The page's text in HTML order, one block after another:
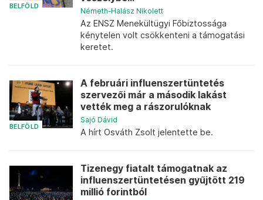
BELFÖLD
Németh-Halász Nikolett
Az ENSZ Menekültügyi Főbiztossága
kénytelen volt csökkenteni a támogatási
keretet.
BELFÖLD
A februári influenszertüntetés
szervezői már a második lakást
vették meg a rászorulóknak
Sajó Dávid
A hírt Osváth Zsolt jelentette be.
Tizenegy fiatalt támogatnak az
influenszertüntetésen gyűjtött 219
millió forintból